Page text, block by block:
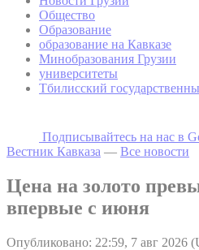
Общество
Образование
образование на Кавказе
Минобразования Грузии
университеты
Тбилисский
Подписывайтесь на наc в
Вестник Кавказа — Все новости
Цена на золото
впервые с июня
Опубликовано: 22:59, 7 авг 2026